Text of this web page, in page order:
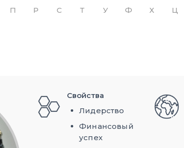
П Р С Т У Ф Х Ц
Свойства
Лидерство
Финансовый
успех